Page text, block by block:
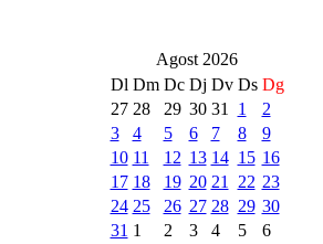
Agost 2026
Dl Dm Dc Dj Dv Ds Dg
27 28 29 30 31 1
2
3
4 5 6 7 8
9
10 11 12 13 14 15 16
17 18 19 20 21 22 23
24 25 26 27 28 29 30
31 1 2 3 4 5
6